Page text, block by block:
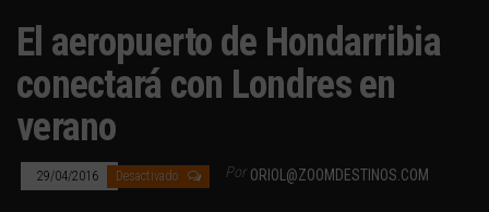
El aeropuerto de Hondarribia
conectará con Londres en
verano
29/04/2016 Desactivado Por ORIOL@ZOOMDESTINOS.COM